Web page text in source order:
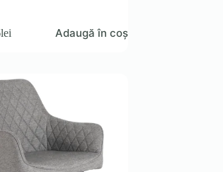
lei Adaugă în coș